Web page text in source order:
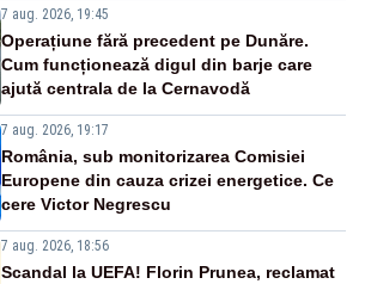
7 aug. 2026, 19:45
Operațiune fără precedent pe Dunăre.
Cum funcționează digul din barje care
ajută centrala de la Cernavodă
7 aug. 2026, 19:17
România, sub monitorizarea Comisiei
Europene din cauza crizei energetice. Ce
cere Victor Negrescu
7 aug. 2026, 18:56
Scandal la UEFA! Florin Prunea, reclamat